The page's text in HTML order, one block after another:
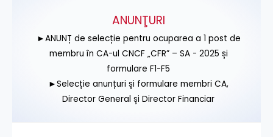
ANUNŢURI
►ANUNȚ de selecție pentru ocuparea a 1 post de
membru în CA-ul CNCF „CFR” – SA - 2025 și
formulare F1-F5
►Selecție anunțuri și formulare membri CA,
Director General și Director Financiar